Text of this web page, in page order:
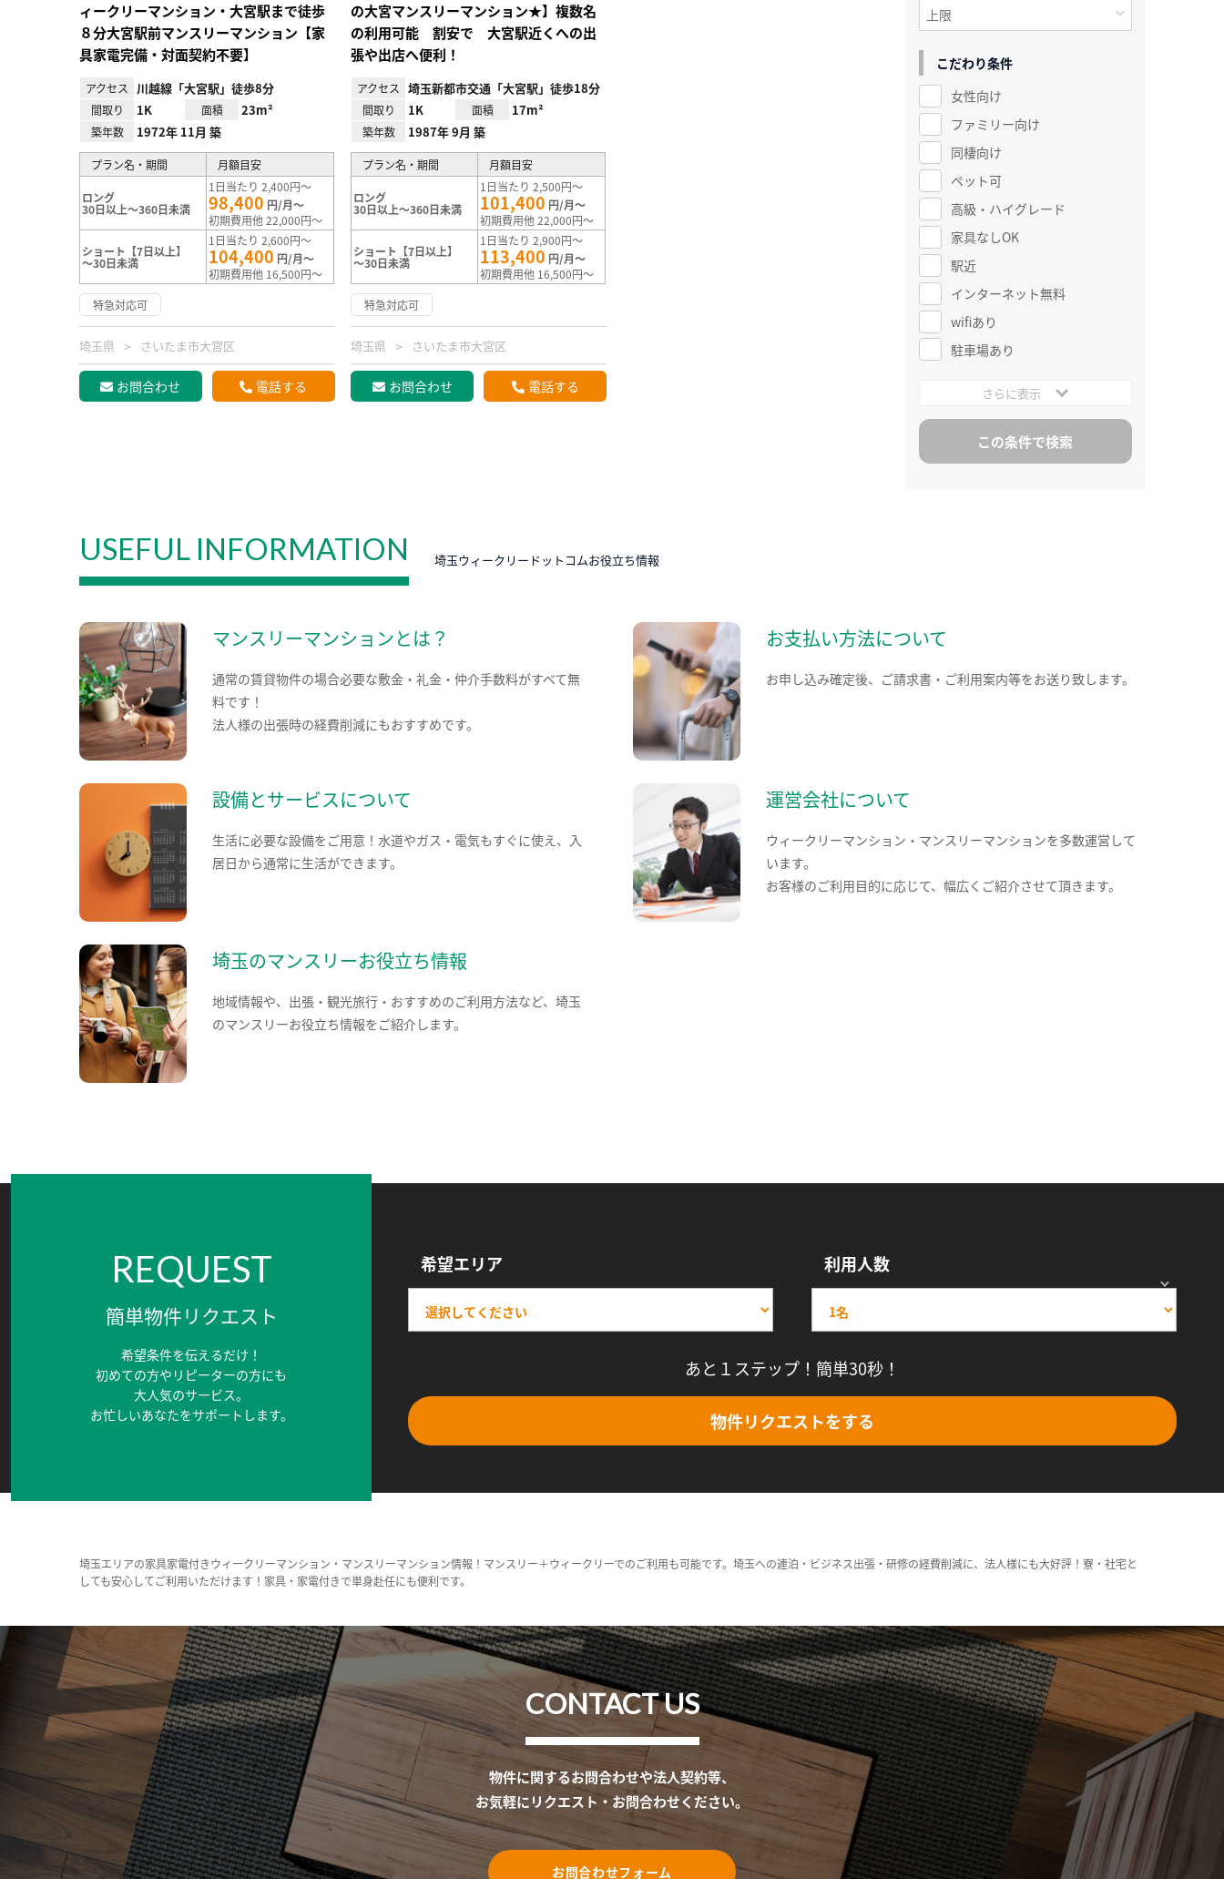
ィークリーマンション・大宮駅まで徒歩
８分大宮駅前マンスリーマンション【家
具家電完備・対面契約不要】
アクセス 川越線「大宮駅」徒歩8分
間取り 1K 面積 23m²
築年数 1972年 11月 築
プラン名・期間 月額目安
ロング
30日以上～360日未満
1日当たり 2,400円～
98,400 円/月～
初期費用他 22,000円～
ショート【7日以上】
～30日未満
1日当たり 2,600円～
104,400 円/月～
初期費用他 16,500円～
特急対応可
埼玉県 さいたま市大宮区
お問合わせ 電話する
の大宮マンスリーマンション★】複数名
の利用可能 割安で 大宮駅近くへの出
張や出店へ便利！
アクセス 埼玉新都市交通「大宮駅」徒歩18分
間取り 1K 面積 17m²
築年数 1987年 9月 築
プラン名・期間 月額目安
ロング
30日以上～360日未満
1日当たり 2,500円～
101,400 円/月～
初期費用他 22,000円～
ショート【7日以上】
～30日未満
1日当たり 2,900円～
113,400 円/月～
初期費用他 16,500円～
特急対応可
埼玉県 さいたま市大宮区
お問合わせ 電話する
こだわり条件
女性向け
ファミリー向け
同棲向け
ペット可
高級・ハイグレード
家具なしOK
駅近
インターネット無料
wifiあり
駐車場あり
さらに表示
USEFUL INFORMATION 埼玉ウィークリードットコムお役立ち情報
マンスリーマンションとは？
通常の賃貸物件の場合必要な敷金・礼金・仲介手数料がすべて無
料です！
法人様の出張時の経費削減にもおすすめです。
お支払い方法について
お申し込み確定後、ご請求書・ご利用案内等をお送り致します。
設備とサービスについて
生活に必要な設備をご用意！水道やガス・電気もすぐに使え、入
居日から通常に生活ができます。
運営会社について
ウィークリーマンション・マンスリーマンションを多数運営して
います。
お客様のご利用目的に応じて、幅広くご紹介させて頂きます。
埼玉のマンスリーお役立ち情報
地域情報や、出張・観光旅行・おすすめのご利用方法など、埼玉
のマンスリーお役立ち情報をご紹介します。
REQUEST
簡単物件リクエスト
希望条件を伝えるだけ！
初めての方やリピーターの方にも
大人気のサービス。
お忙しいあなたをサポートします。
希望エリア 利用人数
あと１ステップ！簡単30秒！
物件リクエストをする
埼玉エリアの家具家電付きウィークリーマンション・マンスリーマンション情報！マンスリー＋ウィークリーでのご利用も可能です。埼玉への連泊・ビジネス出張・研修の経費削減に、法人様にも大好評！寮・社宅と
しても安心してご利用いただけます！家具・家電付きで単身赴任にも便利です。
CONTACT US
物件に関するお問合わせや法人契約等、
お気軽にリクエスト・お問合わせください。
お問合わせフォーム